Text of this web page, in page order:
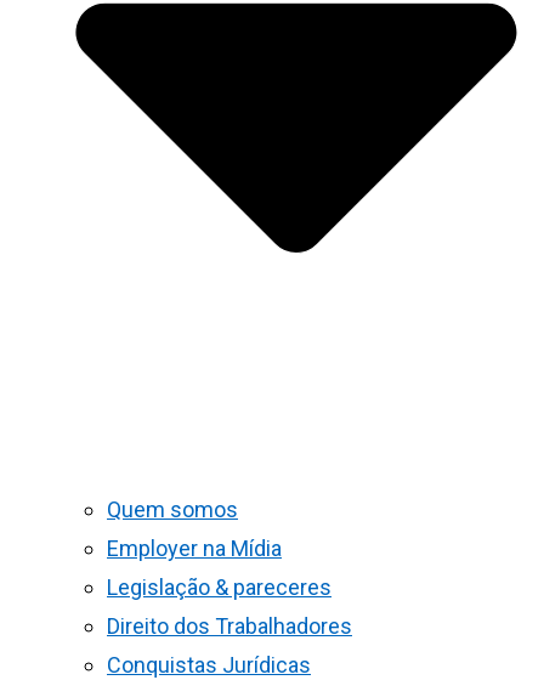
Quem somos
Employer na Mídia
Legislação & pareceres
Direito dos Trabalhadores
Conquistas Jurídicas